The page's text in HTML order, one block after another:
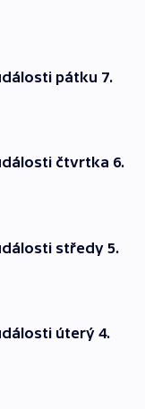
pátku 7.
čtvrtka 6.
středy 5.
úterý 4.